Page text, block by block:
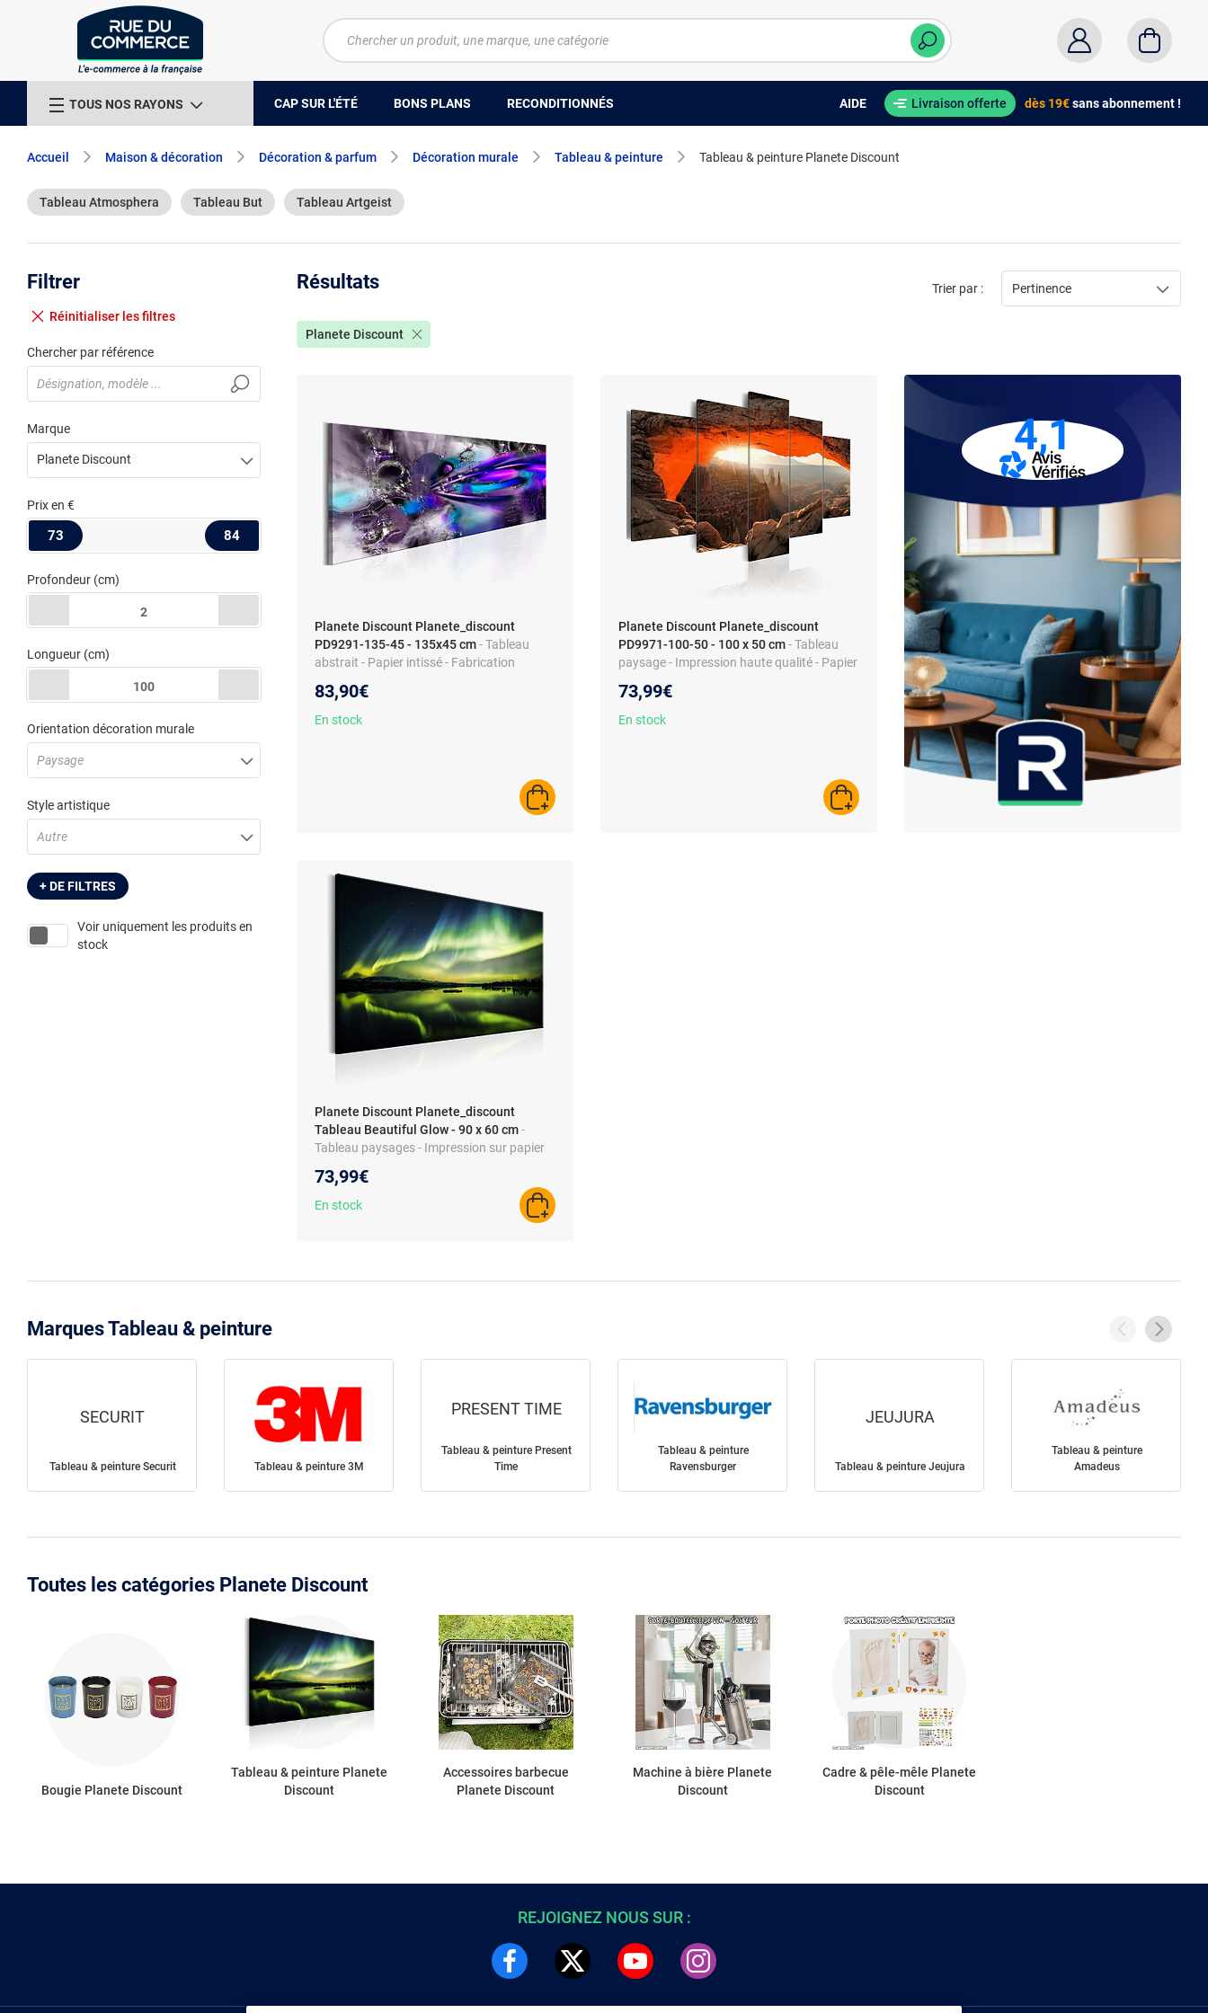
TOUS NOS RAYONS CAP SUR L'ÉTÉ BONS PLANS RECONDITIONNÉS AIDE Livraison offerte dès 19€sans abonnement !
Accueil Maison & décoration Décoration & parfum Décoration murale Tableau & peinture Tableau & peinture Planete Discount
Tableau Atmosphera Tableau But Tableau Artgeist
Filtrer
Réinitialiser les filtres
Chercher par référence
Marque
Planete Discount
Prixen €
73 84
Profondeur (cm)
2
Longueur (cm)
100
Orientation décoration murale
Paysage
Style artistique
Autre
+ DE FILTRES
Voir uniquement les produits en
stock
Résultats
Planete Discount
Trier par : Pertinence
Planete Discount Planete_discount
PD9291-135-45 - 135x45 cm- Tableau
abstrait - Papier intissé - Fabrication
83,90€
En stock
AJOUTER AU PANIER
Planete Discount Planete_discount
PD9971-100-50 - 100 x 50 cm- Tableau
paysage - Impression haute qualité - Papier
73,99€
En stock
AJOUTER AU PANIER
4,1
Planete Discount Planete_discount
Tableau Beautiful Glow - 90 x 60 cm-
Tableau paysages - Impression sur papier
73,99€
En stock
AJOUTER AU PANIER
Marques Tableau & peinture
SECURIT
Tableau & peinture Securit Tableau & peinture 3M
PRESENT TIME
Tableau & peinture Present
Time
Tableau & peinture
Ravensburger
JEUJURA
Tableau & peinture Jeujura
Tableau & peinture
Amadeus
Toutes les catégories Planete Discount
Bougie Planete Discount
Tableau & peinture Planete
Discount
Accessoires barbecue
Planete Discount
Machine à bière Planete
Discount
Cadre & pêle-mêle Planete
Discount
REJOIGNEZ NOUS SUR :